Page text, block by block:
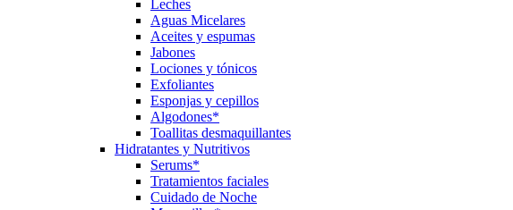
Leches
Aguas Micelares
Aceites y espumas
Jabones
Lociones y tónicos
Exfoliantes
Esponjas y cepillos
Algodones*
Toallitas desmaquillantes
Hidratantes y Nutritivos
Serums*
Tratamientos faciales
Cuidado de Noche